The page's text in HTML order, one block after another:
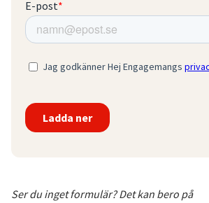
Ser du inget formulär? Det kan bero på